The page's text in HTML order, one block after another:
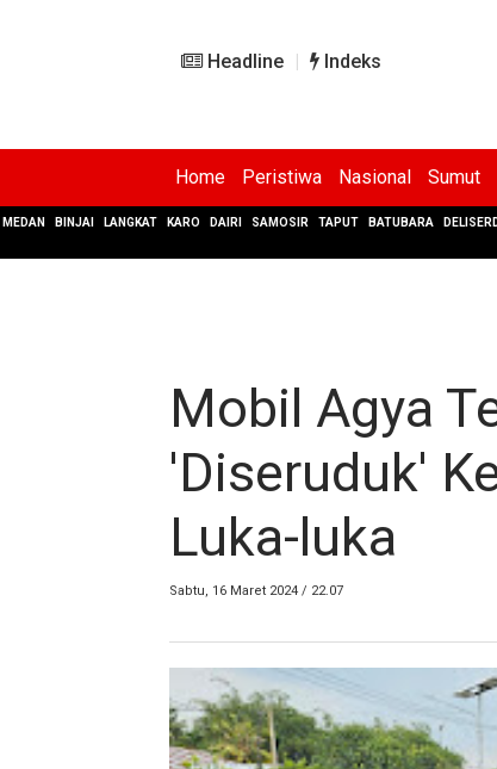
Headline Indeks
Home Peristiwa Nasional Sumut
MEDAN BINJAI LANGKAT KARO DAIRI SAMOSIR TAPUT BATUBARA
Mobil Agya
'Diseruduk'
Luka-luka
Sabtu, 16 Maret 2024 / 22.07